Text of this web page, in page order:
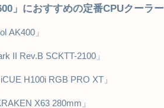
」におすすめの定番CPUクーラ
AK400」
II Rev.B SCKTT-2100」
H100i RGB PRO XT」
X63 280mm」